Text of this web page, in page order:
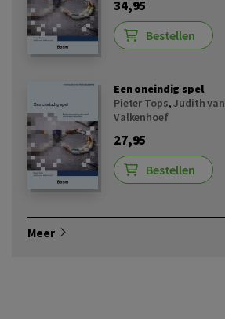
34,95
Bestellen
Een oneindig spel
Pieter Tops,Judith van
Valkenhoef
27,95
Bestellen
Meer